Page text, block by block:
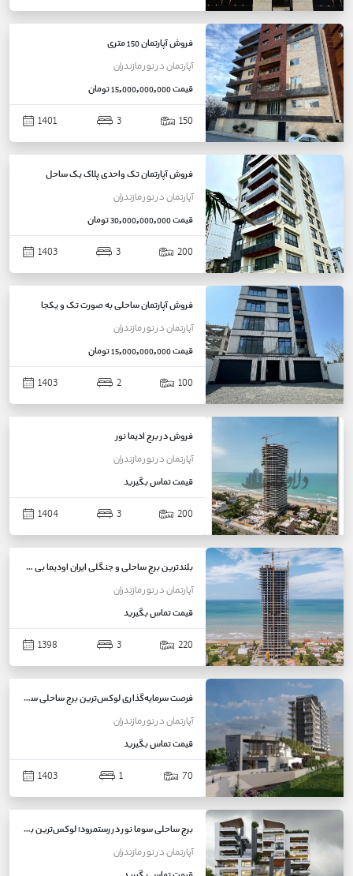
فروش آپارتمان 150 متری
آپارتماندرنورمازندران
قیمت15,000,000,000 تومان
150
3
1401
فروش آپارتمان تک واحدی پلاک یک ساحل
آپارتماندرنورمازندران
قیمت30,000,000,000 تومان
200
3
1403
فروش آپارتمان ساحلی به صورت تک و یکجا
آپارتماندرنورمازندران
قیمت15,000,000,000 تومان
100
2
1403
فروش در برج ادیما نور
آپارتماندرنورمازندران
قیمتتماس بگیرید
200
3
1404
بلندترین برج ساحلی و جنگلی ایران اودیما بی همتا منطقه(نور)
آپارتماندرنورمازندران
قیمتتماس بگیرید
220
3
1398
فرصت سرمایه‌گذاری لوکس‌ترین برج ساحلی سیوان نور
آپارتماندرنورمازندران
قیمتتماس بگیرید
70
1
1403
برج ساحلی سوما نور در رستمرود؛ لوکس‌ترین برج مازندران با ویو دریا و جنگل
آپارتماندرنورمازندران